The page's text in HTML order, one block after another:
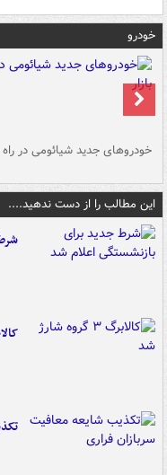
خودرو
خودروهای جدید شیائومی در راه
این مطالب را از دست ندهید....
کالابرگ